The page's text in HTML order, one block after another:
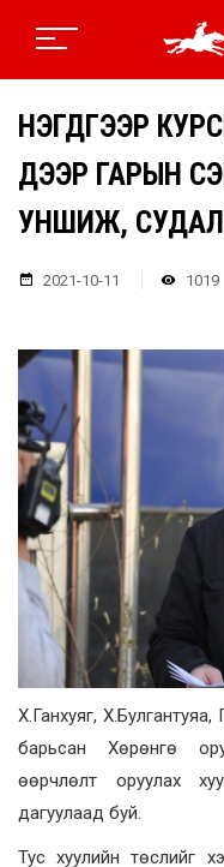
НЭГДҮГЭЭР
ДЭЭР ГАРЫН
УНШИЖ,
2021-10-11 1019
Х.Ганхуяг,
барьсан Хөрөнгө
өөрчлөлт оруулах
дагуулаад буй.
Тус хуулийн төслийг